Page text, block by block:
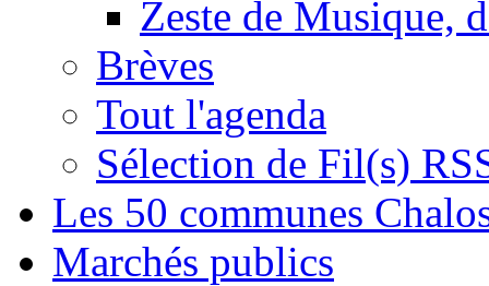
Zeste de Musique,
Brèves
Tout l'agenda
Sélection de Fil(s)
Les 50 communes
Marchés publics